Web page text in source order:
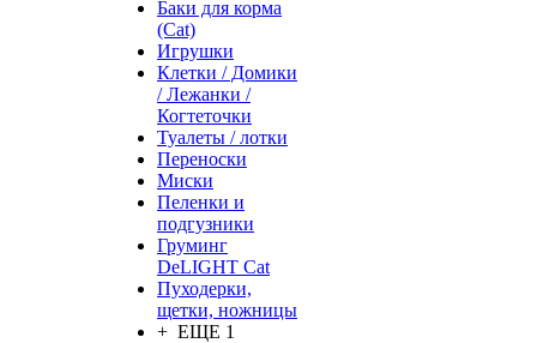
Баки для корма
(Cat)
Игрушки
Клетки / Домики
/ Лежанки /
Когтеточки
Туалеты / лотки
Переноски
Миски
Пеленки и
подгузники
Груминг
DeLIGHT Cat
Пуходерки,
щетки, ножницы
+ ЕЩЕ 1